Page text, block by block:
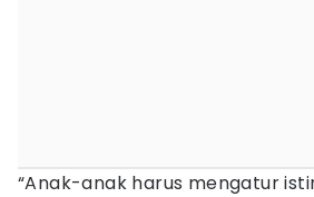
“Anak-anak harus mengatur